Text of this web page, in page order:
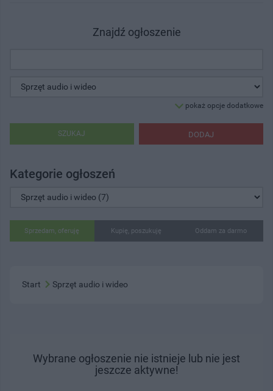
Znajdź ogłoszenie
pokaż opcje dodatkowe
DODAJ
SZUKAJ
Kategorie ogłoszeń
Sprzedam, oferuję Kupię, poszukuję Oddam za darmo
Start Sprzęt audio i wideo
Wybrane ogłoszenie nie istnieje lub nie jest
jeszcze aktywne!